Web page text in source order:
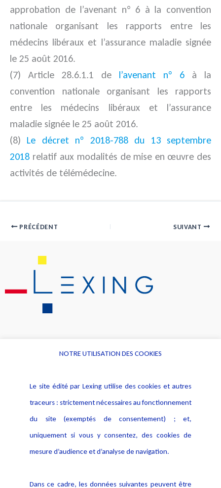
approbation de l’avenant n° 6 à la convention
nationale organisant les rapports entre les
médecins libéraux et l’assurance maladie signée
le 25 août 2016.
(7) Article 28.6.1.1 de l’avenant n° 6 à la
convention nationale organisant les rapports
entre les médecins libéraux et l’assurance
maladie signée le 25 août 2016.
(8) Le décret n° 2018-788 du 13 septembre
2018 relatif aux modalités de mise en œuvre des
activités de télémédecine.
PRÉCÉDENT SUIVANT
Alerte professionnelle
Déclaration d'accessibilité
Notice Légale
Politique de protection des
données
Publications
NOTRE UTILISATION DES COOKIES
Le site édité par Lexing utilise des cookies et autres
traceurs : strictement nécessaires au fonctionnement
du site (exemptés de consentement) ; et,
uniquement si vous y consentez, des cookies de
mesure d’audience et d’analyse de navigation.
Dans ce cadre, les données suivantes peuvent être